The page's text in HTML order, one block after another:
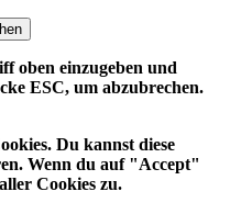
oben einzugeben und
ESC, um abzubrechen.
Du kannst diese
Wenn du auf "Accept"
Cookies zu.